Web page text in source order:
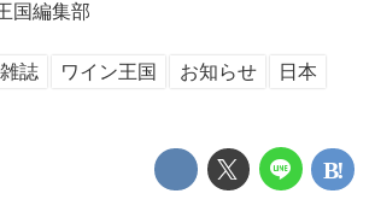
国編集部
誌 ワイン王国 お知らせ
日本